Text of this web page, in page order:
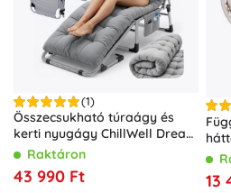
(1)
Összecsukható túraágy és
kerti nyugágy ChillWell Dream
– szürke
Raktáron
43 990 Ft 13